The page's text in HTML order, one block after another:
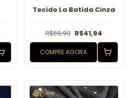
Tecido La Batida Cinza
R$69,90 R$41,94
COMPRE AGORA